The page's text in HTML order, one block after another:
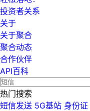
投资者关系
关于
关于聚合
聚合动态
合作伙伴
API百科
热门搜索
短信发送 5G基站 身份证